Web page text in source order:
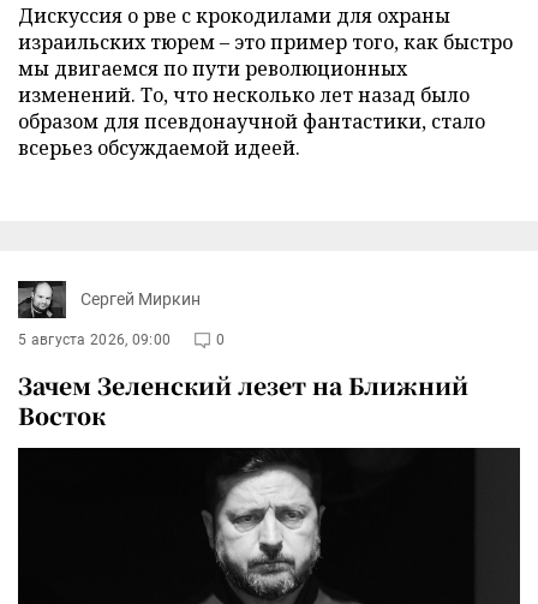
Дискуссия о рве с крокодилами для охраны
израильских тюрем – это пример того, как быстро
мы двигаемся по пути революционных
изменений. То, что несколько лет назад было
образом для псевдонаучной фантастики, стало
всерьез обсуждаемой идеей.
Сергей Миркин
5 августа 2026, 09:00 0
Зачем Зеленский лезет на Ближний
Восток